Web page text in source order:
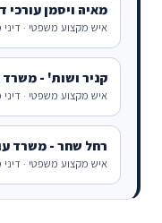
מאיה ויסמן עורכי
איש מקצוע משפטי ·
קניר ושות' -
איש מקצוע משפטי ·
רחל שחר - משרד
איש מקצוע משפטי ·